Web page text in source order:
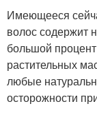
Имеющееся
волос содержит
большой
растительных
любые
осторожности